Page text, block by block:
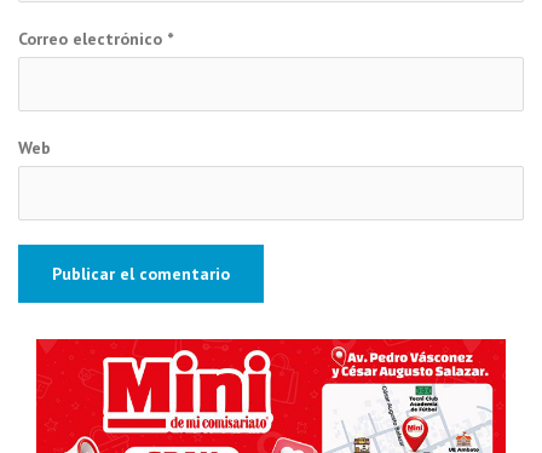
Correo electrónico *
Web